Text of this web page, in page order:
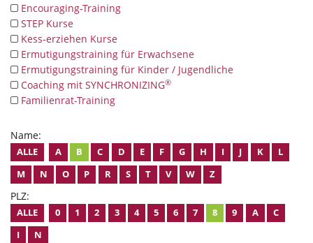
Encouraging-Training
STEP Kurse
Kess-erziehen Kurse
Ermutigungstraining für Erwachsene
Ermutigungstraining für Kinder / Jugendliche
Coaching mit SYNCHRONIZING®
Familienrat-Training
Name:
ALLE A B C D E F G H I J K
L
M
N O P R S T V W Z
PLZ:
ALLE 0 1 2 3 4 5 6 7 8 9 A
C
I
N